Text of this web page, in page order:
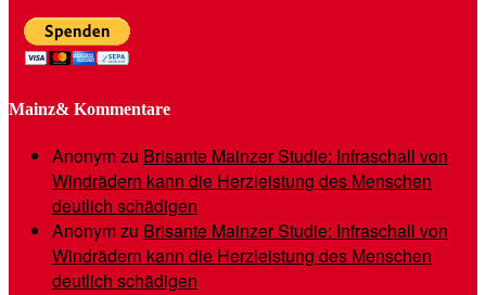
Mainz& Kommentare
Anonymzu Brisante Mainzer Studie: Infraschall von
Windrädern kann die Herzleistung des Menschen
deutlich schädigen
Anonymzu Brisante Mainzer Studie: Infraschall von
Windrädern kann die Herzleistung des Menschen
deutlich schädigen